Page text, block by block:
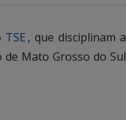
TSE , que disciplinam a
Mato Grosso do Sul